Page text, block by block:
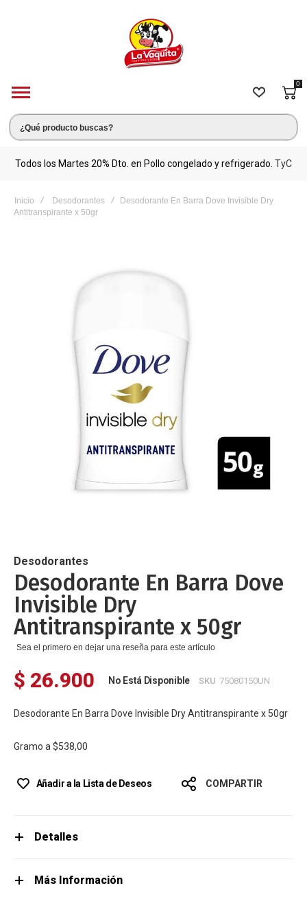
0
Todos los Martes 20% Dto. en Pollo congelado y refrigerado. TyC
Inicio Desodorantes
Desodorante En Barra Dove Invisible Dry
Antitranspirante x 50gr
de
la
galería
de
imágenes
Desodorantes
Desodorante En Barra Dove
Invisible Dry
Antitranspirante x 50gr
Sea el primero en dejar una reseña para este artículo
$ 26.900 No Está Disponible SKU 75080150UN
Desodorante En Barra Dove Invisible Dry Antitranspirante x 50gr
Gramo a $538,00
Añadir a la Lista de Deseos COMPARTIR
Detalles
Más Información